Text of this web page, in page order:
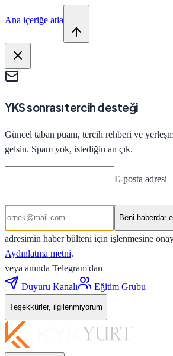
Ana içeriğe atla
YKS sonrası tercih desteği
Güncel taban puanı, tercih rehberi ve
gelsin. Spam yok, istediğin an çık.
E-posta adresi
Beni haberdar
adresimin haber bülteni için işlenmesine
Aydınlatma metni.
veya anında Telegram'dan
Duyuru Kanalı
Eğitim Grubu
Teşekkürler, ilgilenmiyorum